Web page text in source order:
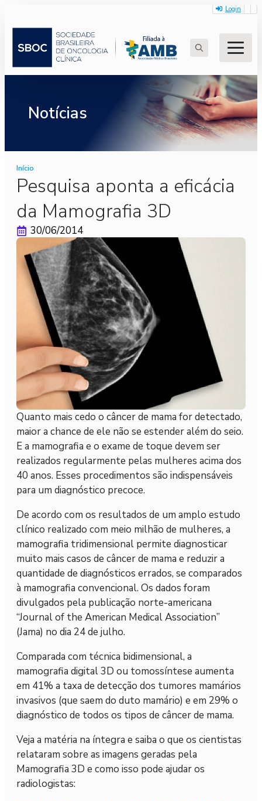
Login
for:
Notícias
Início
Pesquisa aponta a eficácia
da Mamografia 3D
30/06/2014
Quanto mais cedo o câncer de mama for detectado,
maior a chance de ele não se estender além do seio.
E a mamografia e o exame de toque devem ser
realizados regularmente pelas mulheres acima dos
40 anos. Esses procedimentos são indispensáveis
para um diagnóstico precoce.
De acordo com os resultados de um amplo estudo
clínico realizado com meio milhão de mulheres, a
mamografia tridimensional permite diagnosticar
muito mais casos de câncer de mama e reduzir a
quantidade de diagnósticos errados, se comparados
à mamografia convencional. Os dados foram
divulgados pela publicação norte-americana
“Journal of the American Medical Association”
(Jama) no dia 24 de julho.
Comparada com técnica bidimensional, a
mamografia digital 3D ou tomossíntese aumenta
em 41% a taxa de detecção dos tumores mamários
invasivos (que saem do duto mamário) e em 29% o
diagnóstico de todos os tipos de câncer de mama.
Veja a matéria na íntegra e saiba o que os cientistas
relataram sobre as imagens geradas pela
Mamografia 3D e como isso pode ajudar os
radiologistas: